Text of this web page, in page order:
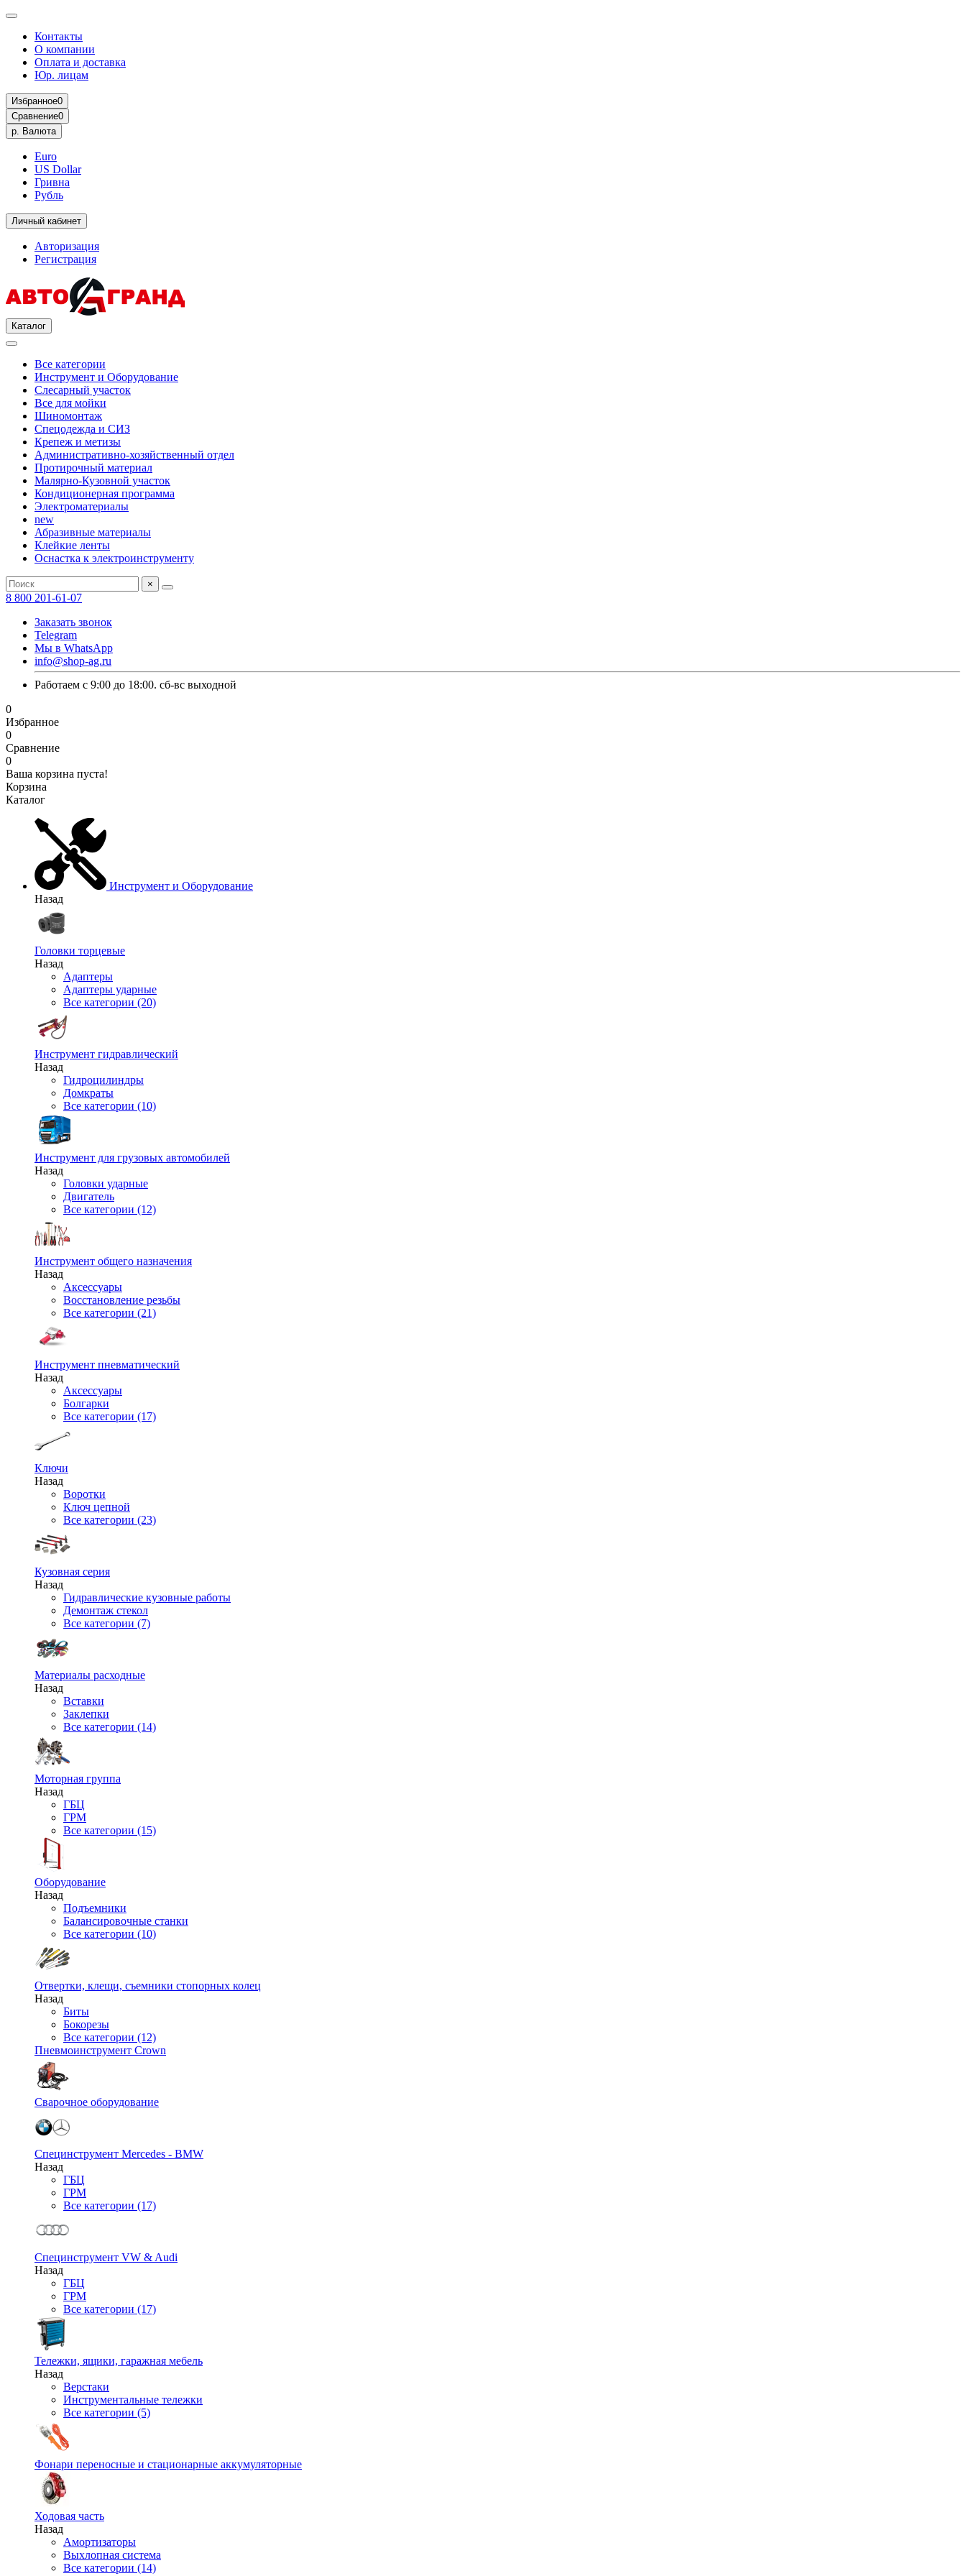
Контакты
О компании
Оплата и доставка
Юр. лицам
Избранное0
Сравнение0
р. Валюта
Euro
US Dollar
Гривна
Рубль
Личный кабинет
Авторизация
Регистрация
Каталог
Все категории
Инструмент и Оборудование
Слесарный участок
Все для мойки
Шиномонтаж
Спецодежда и СИЗ
Крепеж и метизы
Административно-хозяйственный отдел
Протирочный материал
Малярно-Кузовной участок
Кондиционерная программа
Электроматериалы
new
Абразивные материалы
Клейкие ленты
Оснастка к электроинструменту
×
8 800 201-61-07
Заказать звонок
Telegram
Мы в WhatsApp
info@shop-ag.ru
Работаем с 9:00 до 18:00. сб-вс выходной
0
Избранное
0
Сравнение
0
Ваша корзина пуста!
Корзина
Каталог
Инструмент и Оборудование
Назад
Головки торцевые
Назад
Адаптеры
Адаптеры ударные
Все категории (20)
Инструмент гидравлический
Назад
Гидроцилиндры
Домкраты
Все категории (10)
Инструмент для грузовых автомобилей
Назад
Головки ударные
Двигатель
Все категории (12)
Инструмент общего назначения
Назад
Аксессуары
Восстановление резьбы
Все категории (21)
Инструмент пневматический
Назад
Аксессуары
Болгарки
Все категории (17)
Ключи
Назад
Воротки
Ключ цепной
Все категории (23)
Кузовная серия
Назад
Гидравлические кузовные работы
Демонтаж стекол
Все категории (7)
Материалы расходные
Назад
Вставки
Заклепки
Все категории (14)
Моторная группа
Назад
ГБЦ
ГРМ
Все категории (15)
Оборудование
Назад
Подъемники
Балансировочные станки
Все категории (10)
Отвертки, клещи, съемники стопорных колец
Назад
Биты
Бокорезы
Все категории (12)
Пневмоинструмент Crown
Сварочное оборудование
Специнструмент Mercedes - BMW
Назад
ГБЦ
ГРМ
Все категории (17)
Специнструмент VW & Audi
Назад
ГБЦ
ГРМ
Все категории (17)
Тележки, ящики, гаражная мебель
Назад
Верстаки
Инструментальные тележки
Все категории (5)
Фонари переносные и стационарные аккумуляторные
Ходовая часть
Назад
Амортизаторы
Выхлопная система
Все категории (14)